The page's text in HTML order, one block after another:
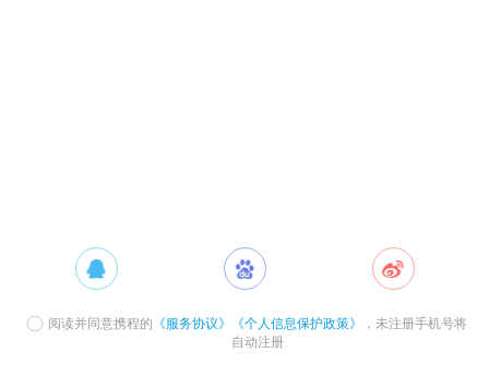
阅读并同意携程的 《服务协议》 《个人信息保护政策》
，未注册手机号将
自动注册